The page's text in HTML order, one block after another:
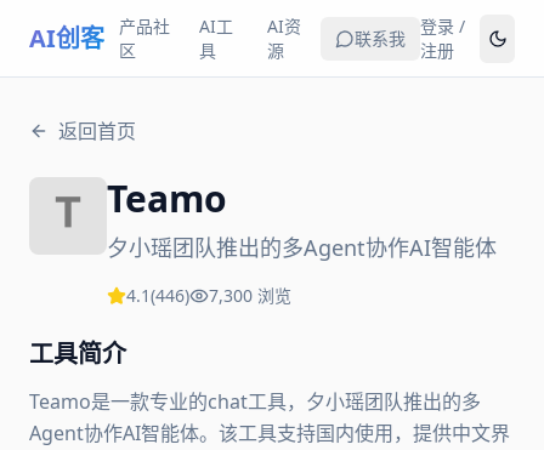
AI创客
产品社
区
AI工
具
AI资
源
联系我
登录 /
注册
返回首页
Teamo
夕小瑶团队推出的多Agent协作AI智能体
4.1(446) 7,300 浏览
工具简介
Teamo是一款专业的chat工具，夕小瑶团队推出的多
Agent协作AI智能体。该工具支持国内使用，提供中文界